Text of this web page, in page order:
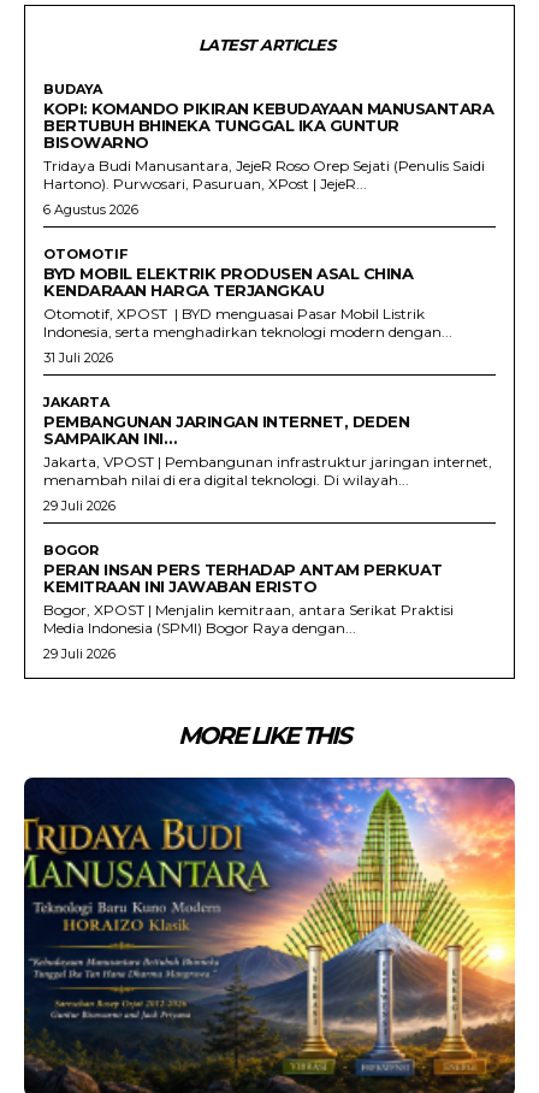
LATEST ARTICLES
BUDAYA
KOPI: KOMANDO PIKIRAN KEBUDAYAAN MANUSANTARA
BERTUBUH BHINEKA TUNGGAL IKA GUNTUR
BISOWARNO
Tridaya Budi Manusantara, JejeR Roso Orep Sejati (Penulis Saidi
Hartono). Purwosari, Pasuruan, XPost | JejeR...
6 Agustus 2026
OTOMOTIF
BYD MOBIL ELEKTRIK PRODUSEN ASAL CHINA
KENDARAAN HARGA TERJANGKAU
Otomotif, XPOST | BYD menguasai Pasar Mobil Listrik
Indonesia, serta menghadirkan teknologi modern dengan...
31 Juli 2026
JAKARTA
PEMBANGUNAN JARINGAN INTERNET, DEDEN
SAMPAIKAN INI…
Jakarta, VPOST | Pembangunan infrastruktur jaringan internet,
menambah nilai di era digital teknologi. Di wilayah...
29 Juli 2026
BOGOR
PERAN INSAN PERS TERHADAP ANTAM PERKUAT
KEMITRAAN INI JAWABAN ERISTO
Bogor, XPOST | Menjalin kemitraan, antara Serikat Praktisi
Media Indonesia (SPMI) Bogor Raya dengan...
29 Juli 2026
MORE LIKE THIS